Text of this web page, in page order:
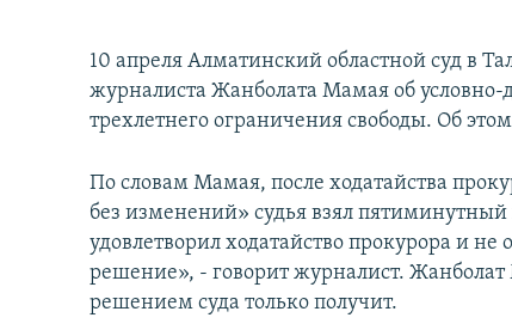
10 апреля Алматинский областной суд в
журналиста Жанболата Мамая об условно-
трехлетнего ограничения свободы. Об
По словам Мамая, после ходатайства
без изменений» судья взял
удовлетворил ходатайство прокурора и
решение», - говорит журналист.
решением суда только получит.